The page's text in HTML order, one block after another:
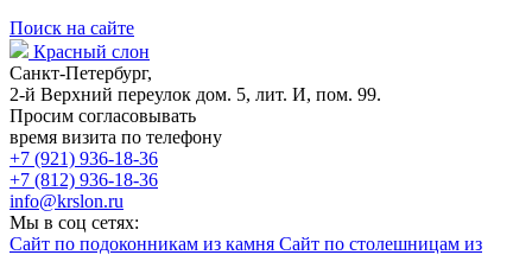
Поиск на сайте
Красный слон
Санкт-Петербург,
2-й Верхний переулок дом. 5, лит. И, пом. 99.
Просим согласовывать
время визита по телефону
+7 (921) 936-18-36
+7 (812) 936-18-36
info@krslon.ru
Мы в соц сетях:
Сайт по подоконникам из камня Сайт по столешницам из